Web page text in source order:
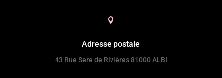

Adresse postale
43 Rue Sere de Rivières 81000 ALBI